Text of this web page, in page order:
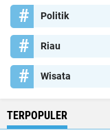
Politik
Riau
Wisata
TERPOPULER